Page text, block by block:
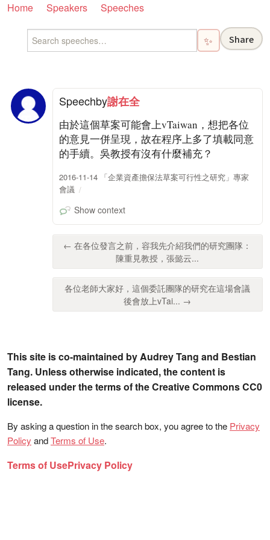
Home Speakers Speeches
✨ Share
Speechby謝在全
由於這個草案可能會上vTaiwan，想把各位
的意見一併呈現，故在程序上多了填載同意
的手續。吳教授有沒有什麼補充？
2016-11-14 「企業資產擔保法草案可行性之研究」專家
會議
Show context
← 在各位發言之前，容我先介紹我們的研究團隊：
陳重見教授，張懿云...
各位老師大家好，這個委託團隊的研究在這場會議
後會放上vTai... →
This site is co-maintained by Audrey Tang and Bestian
Tang. Unless otherwise indicated, the content is
released under the terms of the Creative Commons CC0
license.
By asking a question in the search box, you agree to the Privacy
Policy andTerms of Use.
Terms of UsePrivacy Policy